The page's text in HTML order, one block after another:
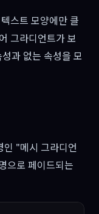
스트 모양에만 클
그라디언트가 보
과 없는 속성을 모
인 "메시 그라디언
으로 페이드되는